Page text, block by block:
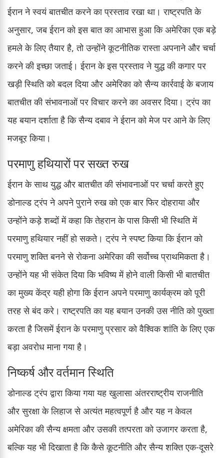
ईरान ने स्वयं बातचीत करने का प्रस्ताव रखा था। राष्ट्रपति के
अनुसार, जब ईरान को इस बात का आभास हुआ कि अमेरिका एक बड़े
हमले के लिए तैयार है, तो उन्होंने कूटनीतिक रास्ता अपनाने और चर्चा
करने की इच्छा जताई। ईरान के इस प्रस्ताव ने युद्ध की कगार पर
खड़ी स्थिति को बदल दिया और अमेरिका को सैन्य कार्रवाई के बजाय
बातचीत की संभावनाओं पर विचार करने का अवसर दिया। ट्रंप का
यह बयान दर्शाता है कि सैन्य दबाव ने ईरान को मेज पर आने के लिए
मजबूर किया।
परमाणु हथियारों पर सख्त रुख
ईरान के साथ युद्ध और बातचीत की संभावनाओं पर चर्चा करते हुए
डोनाल्ड ट्रंप ने अपने पुराने रुख को एक बार फिर दोहराया और
उन्होंने कड़े शब्दों में कहा कि तेहरान के पास किसी भी स्थिति में
परमाणु हथियार नहीं हो सकते। ट्रंप ने स्पष्ट किया कि ईरान को
परमाणु शक्ति बनने से रोकना अमेरिका की सर्वोच्च प्राथमिकता है।
उन्होंने यह भी संकेत दिया कि भविष्य में होने वाली किसी भी बातचीत
का मुख्य केंद्र यही होगा कि ईरान अपने परमाणु कार्यक्रम को पूरी
तरह से बंद करे। राष्ट्रपति का यह बयान उनकी उस नीति को पुख्ता
करता है जिसमें ईरान के परमाणु प्रसार को वैश्विक शांति के लिए एक
बड़ा अवरोध माना गया है।
निष्कर्ष और वर्तमान स्थिति
डोनाल्ड ट्रंप द्वारा किया गया यह खुलासा अंतरराष्ट्रीय राजनीति
और सुरक्षा के लिहाज से अत्यंत महत्वपूर्ण है और यह न केवल
अमेरिका की सैन्य क्षमता और उसकी तत्परता को उजागर करता है,
बल्कि यह भी दिखाता है कि कैसे कूटनीति और सैन्य शक्ति एक-दूसरे